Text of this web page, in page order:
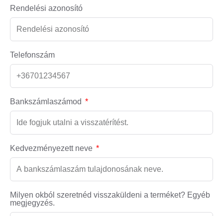
Rendelési azonosító
Telefonszám
Bankszámlaszámod
Kedvezményezett neve
Milyen okból szeretnéd visszaküldeni a terméket? Egyéb
megjegyzés.